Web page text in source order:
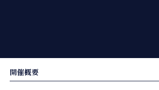
開催概要